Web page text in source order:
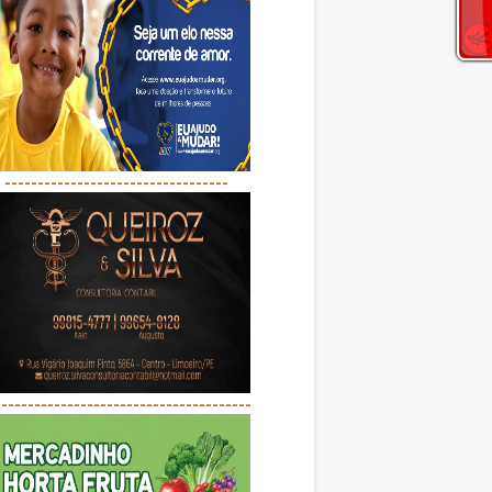
----------------------------------